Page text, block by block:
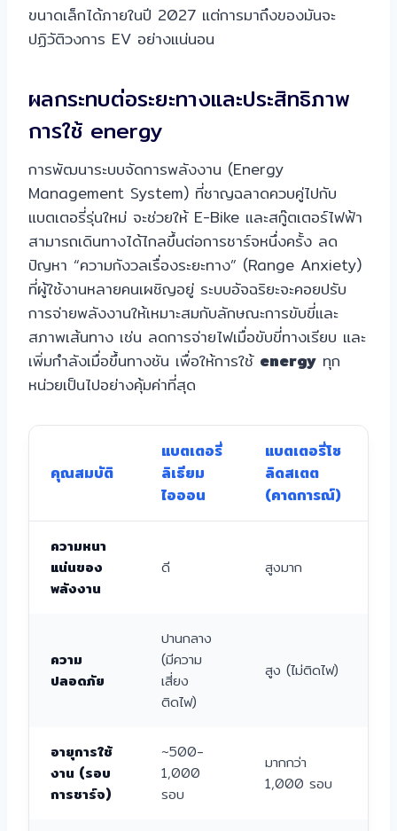
ขนาดเล็กได้ภายในปี 2027 แต่การมาถึงของมันจะ
ปฏิวัติวงการ EV อย่างแน่นอน
ผลกระทบต่อระยะทางและประสิทธิภาพ
การใช้ energy
การพัฒนาระบบจัดการพลังงาน (Energy
Management System) ที่ชาญฉลาดควบคู่ไปกับ
แบตเตอรี่รุ่นใหม่ จะช่วยให้ E-Bike และสกู๊ตเตอร์ไฟฟ้า
สามารถเดินทางได้ไกลขึ้นต่อการชาร์จหนึ่งครั้ง ลด
ปัญหา “ความกังวลเรื่องระยะทาง” (Range Anxiety)
ที่ผู้ใช้งานหลายคนเผชิญอยู่ ระบบอัจฉริยะจะคอยปรับ
การจ่ายพลังงานให้เหมาะสมกับลักษณะการขับขี่และ
สภาพเส้นทาง เช่น ลดการจ่ายไฟเมื่อขับขี่ทางเรียบ และ
เพิ่มกำลังเมื่อขึ้นทางชัน เพื่อให้การใช้ energy ทุก
หน่วยเป็นไปอย่างคุ้มค่าที่สุด
คุณสมบัติ
แบตเตอรี่
ลิเธียม
ไอออน
แบตเตอรี่โซ
ลิดสเตต
(คาดการณ์)
ความหนา
แน่นของ
พลังงาน
ดี สูงมาก
ความ
ปลอดภัย
ปานกลาง
(มีความ
เสี่ยง
ติดไฟ)
สูง (ไม่ติดไฟ)
อายุการใช้
งาน (รอบ
การชาร์จ)
~500-
1,000
รอบ
มากกว่า
1,000 รอบ